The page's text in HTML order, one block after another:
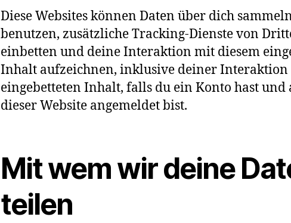
Diese Websites können Daten über dich
benutzen, zusätzliche Tracking-Dienste von
einbetten und deine Interaktion mit diesem
Inhalt aufzeichnen, inklusive deiner Interaktion
eingebetteten Inhalt, falls du ein Konto hast und
dieser Website angemeldet bist.
Mit wem wir deine
teilen